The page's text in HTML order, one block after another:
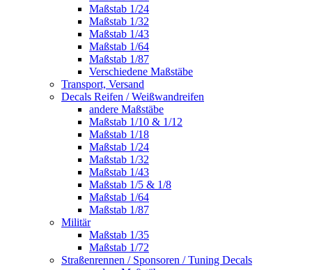
Maßstab 1/24
Maßstab 1/32
Maßstab 1/43
Maßstab 1/64
Maßstab 1/87
Verschiedene Maßstäbe
Transport, Versand
Decals Reifen / Weißwandreifen
andere Maßstäbe
Maßstab 1/10 & 1/12
Maßstab 1/18
Maßstab 1/24
Maßstab 1/32
Maßstab 1/43
Maßstab 1/5 & 1/8
Maßstab 1/64
Maßstab 1/87
Militär
Maßstab 1/35
Maßstab 1/72
Straßenrennen / Sponsoren / Tuning Decals